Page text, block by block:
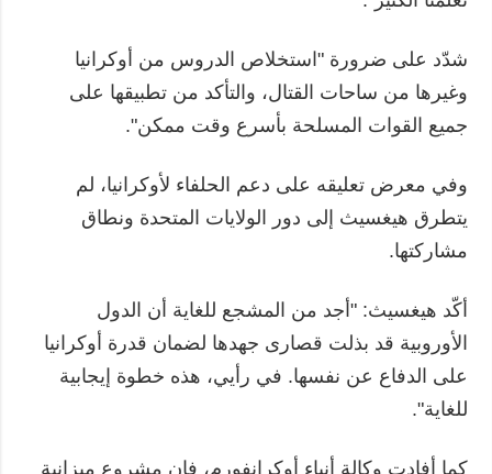
شدّد على ضرورة "استخلاص الدروس من أوكرانيا
وغيرها من ساحات القتال، والتأكد من تطبيقها على
جميع القوات المسلحة بأسرع وقت ممكن".
وفي معرض تعليقه على دعم الحلفاء لأوكرانيا، لم
يتطرق هيغسيث إلى دور الولايات المتحدة ونطاق
مشاركتها.
أكّد هيغسيث: "أجد من المشجع للغاية أن الدول
الأوروبية قد بذلت قصارى جهدها لضمان قدرة أوكرانيا
على الدفاع عن نفسها. في رأيي، هذه خطوة إيجابية
للغاية".
كما أفادت وكالة أنباء أوكرإنفورم، فإن مشروع ميزانية